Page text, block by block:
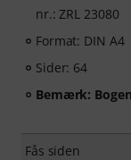
nr.: ZRL 23080
Format: DIN A4
Sider: 64
Bemærk:
Fås siden